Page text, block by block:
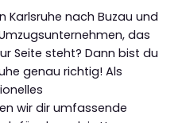
Karlsruhe nach Buzau und
das
Seite steht? Dann bist du
genau richtig! Als
wir dir umfassende